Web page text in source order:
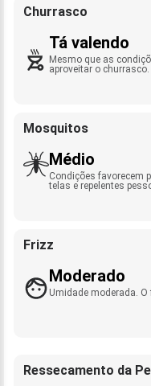
Churrasco
Tá valendo
Mesmo que as
aproveitar o churrasco.
Mosquitos
Médio
Condições favorecem
telas e repelentes
Frizz
Moderado
Umidade moderada. O
Ressecamento da